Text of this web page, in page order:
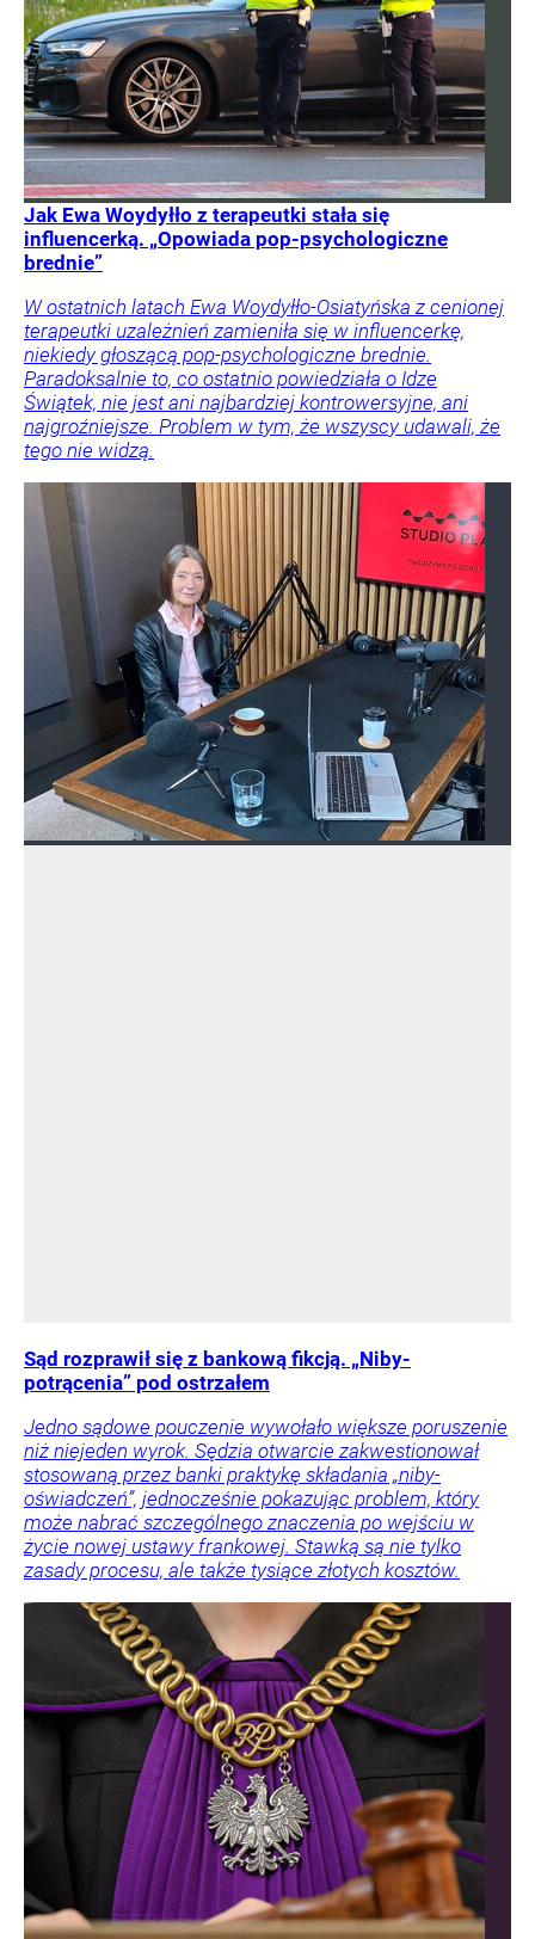
Jak Ewa Woydyłło z terapeutki stała się
influencerką. „Opowiada pop-psychologiczne
brednie”
W ostatnich latach Ewa Woydyłło-Osiatyńska z cenionej
terapeutki uzależnień zamieniła się w influencerkę,
niekiedy głoszącą pop-psychologiczne brednie.
Paradoksalnie to, co ostatnio powiedziała o Idze
Świątek, nie jest ani najbardziej kontrowersyjne, ani
najgroźniejsze. Problem w tym, że wszyscy udawali, że
tego nie widzą.
Sąd rozprawił się z bankową fikcją. „Niby-
potrącenia” pod ostrzałem
Jedno sądowe pouczenie wywołało większe poruszenie
niż niejeden wyrok. Sędzia otwarcie zakwestionował
stosowaną przez banki praktykę składania „niby-
oświadczeń”, jednocześnie pokazując problem, który
może nabrać szczególnego znaczenia po wejściu w
życie nowej ustawy frankowej. Stawką są nie tylko
zasady procesu, ale także tysiące złotych kosztów.